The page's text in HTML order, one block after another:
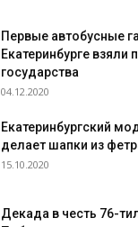
Первые автобусные
Екатеринбурге взяли
государства
04.12.2020
Екатеринбургский
делает шапки из
15.10.2020
Декада в честь 76-